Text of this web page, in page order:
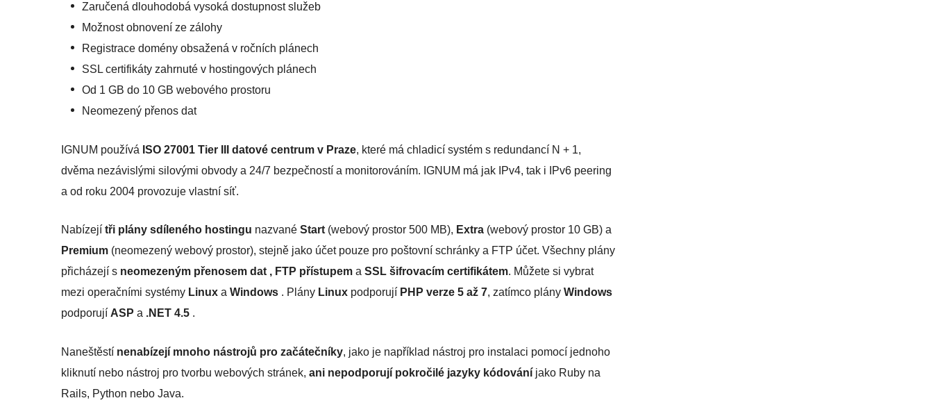
Zaručená dlouhodobá vysoká dostupnost služeb
Možnost obnovení ze zálohy
Registrace domény obsažená v ročních plánech
SSL certifikáty zahrnuté v hostingových plánech
Od 1 GB do 10 GB webového prostoru
Neomezený přenos dat
IGNUM používá ISO 27001 Tier III datové centrum v Praze, které má chladicí systém s redundancí N + 1,
dvěma nezávislými silovými obvody a 24/7 bezpečností a monitorováním. IGNUM má jak IPv4, tak i IPv6 peering
a od roku 2004 provozuje vlastní síť.
Nabízejí tři plány sdíleného hostingu nazvané Start(webový prostor 500 MB), Extra (webový prostor 10 GB) a
Premium (neomezený webový prostor), stejně jako účet pouze pro poštovní schránky a FTP účet. Všechny plány
přicházejí s neomezeným přenosem dat , FTP přístupem a SSL šifrovacím certifikátem. Můžete si vybrat
mezi operačními systémy Linux a Windows . Plány Linux podporují PHP verze 5 až 7, zatímco plány Windows
podporují ASP a .NET 4.5 .
Naneštěstí nenabízejí mnoho nástrojů pro začátečníky, jako je například nástroj pro instalaci pomocí jednoho
kliknutí nebo nástroj pro tvorbu webových stránek, ani nepodporují pokročilé jazyky kódování jako Ruby na
Rails, Python nebo Java.